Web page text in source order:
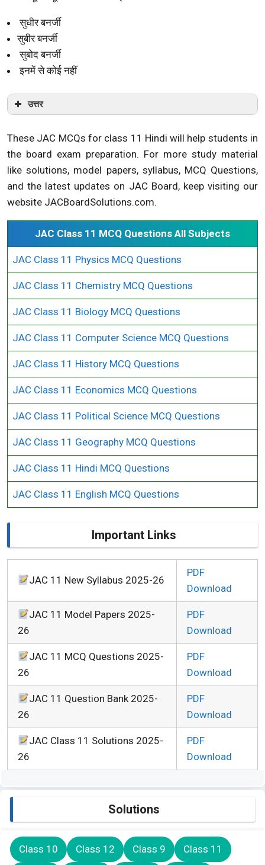
सुधीर बनर्जी
सुबीर बनर्जी
सुबोद बनर्जी
इनमें से कोई नहीं
उत्तर
These JAC MCQs for class 11 Hindi will help students in
the board exam preparation. For more study material
like solutions, model papers, syllabus, MCQ Questions,
and the latest updates on JAC Board, keep visiting our
website JACBoardSolutions.com.
JAC Class 11 MCQ Questions All Subjects
JAC Class 11 Physics MCQ Questions
JAC Class 11 Chemistry MCQ Questions
JAC Class 11 Biology MCQ Questions
JAC Class 11 Computer Science MCQ Questions
JAC Class 11 History MCQ Questions
JAC Class 11 Economics MCQ Questions
JAC Class 11 Political Science MCQ Questions
JAC Class 11 Geography MCQ Questions
JAC Class 11 Hindi MCQ Questions
JAC Class 11 English MCQ Questions
Important Links
JAC 11 New Syllabus 2025-26
PDF
Download
JAC 11 Model Papers 2025-
26
PDF
Download
JAC 11 MCQ Questions 2025-
26
PDF
Download
JAC 11 Question Bank 2025-
26
PDF
Download
JAC Class 11 Solutions 2025-
26
PDF
Download
Solutions
Class 10 Class 12 Class 9 Class 11